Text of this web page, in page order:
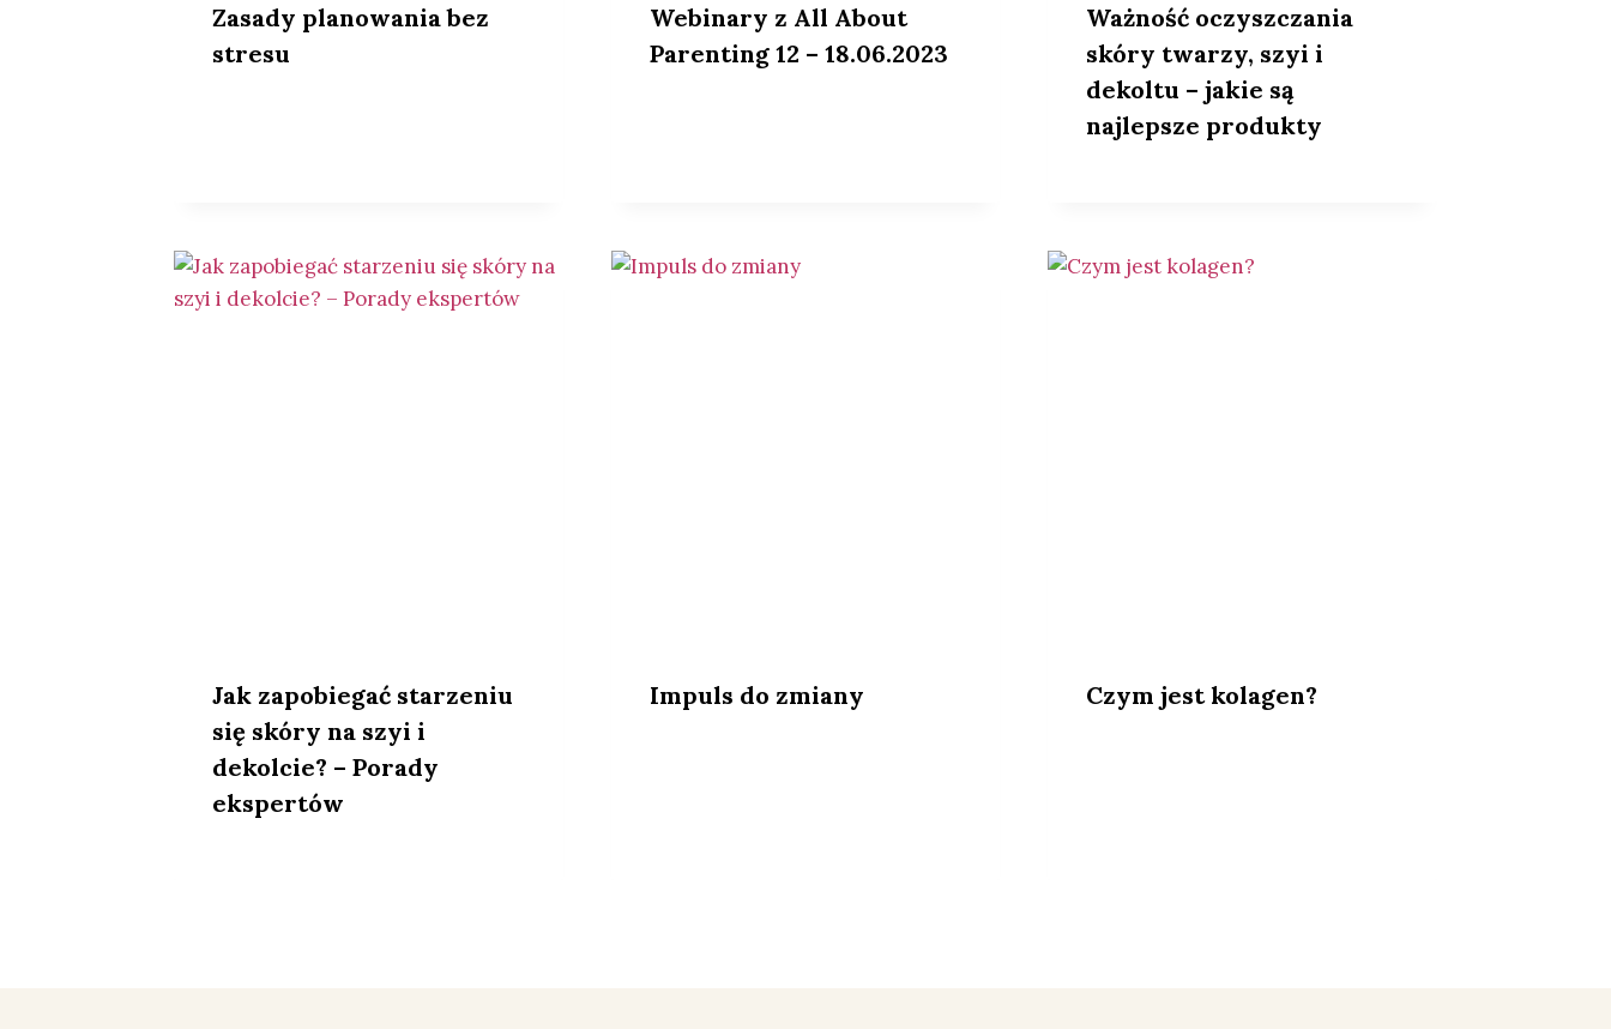
Zasady planowania bez
stresu
Webinary z All About
Parenting 12 – 18.06.2023
Ważność oczyszczania
skóry twarzy, szyi i
dekoltu – jakie są
najlepsze produkty
Jak zapobiegać starzeniu
się skóry na szyi i
dekolcie? – Porady
ekspertów
Impuls do zmiany Czym jest kolagen?